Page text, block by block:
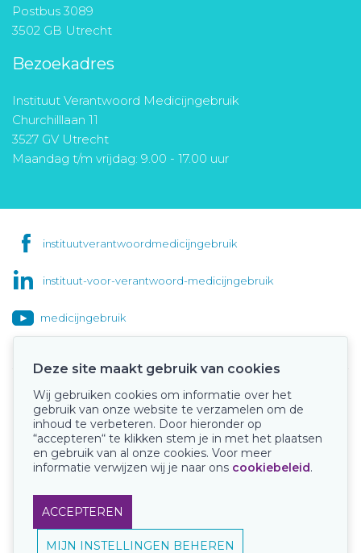
Postbus 3089
3502 GB Utrecht
Bezoekadres
Instituut Verantwoord Medicijngebruik
Churchilllaan 11
3527 GV Utrecht
Maandag t/m vrijdag: 9.00 - 17.00 uur
instituutverantwoordmedicijngebruik
instituut-voor-verantwoord-medicijngebruik
medicijngebruik
Onze keurmerken
Deze site maakt gebruik van cookies
Wij gebruiken cookies om informatie over het
gebruik van onze website te verzamelen om de
inhoud te verbeteren. Door hieronder op
“accepteren“ te klikken stem je in met het plaatsen
en gebruik van al onze cookies. Voor meer
informatie verwijzen wij je naar ons cookiebeleid.
ACCEPTEREN
MIJN INSTELLINGEN BEHEREN